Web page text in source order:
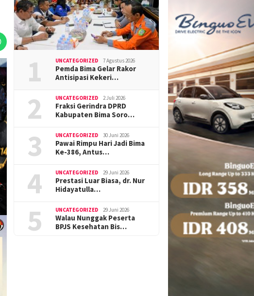
1 UNCATEGORIZED 7 Agustus 2026
Pemda Bima Gelar Rakor
Antisipasi Kekeri…
2 UNCATEGORIZED 2 Juli 2026
Fraksi Gerindra DPRD
Kabupaten Bima Soro…
3 UNCATEGORIZED 30 Juni 2026
Pawai Rimpu Hari Jadi Bima
Ke-386, Antus…
4 UNCATEGORIZED 29 Juni 2026
Prestasi Luar Biasa, dr. Nur
Hidayatulla…
5 UNCATEGORIZED 29 Juni 2026
Walau Nunggak Peserta
BPJS Kesehatan Bis…